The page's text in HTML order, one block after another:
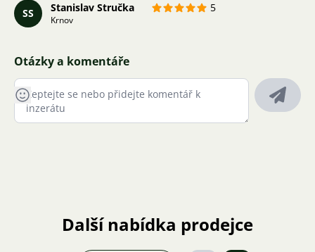
SS Stanislav Stručka 5
Krnov
Otázky a komentáře
Další nabídka prodejce